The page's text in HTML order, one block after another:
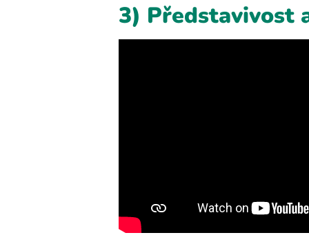
3) Představivost